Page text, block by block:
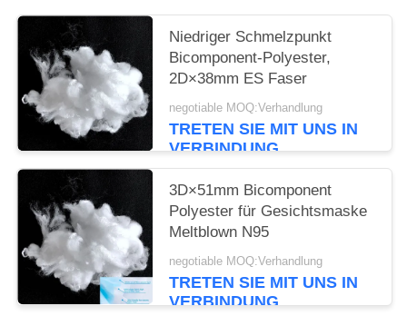
Niedriger Schmelzpunkt
Bicomponent-Polyester,
2D×38mm ES Faser
negotiable MOQ:Verhandlung
TRETEN SIE MIT UNS IN
VERBINDUNG
3D×51mm Bicomponent
Polyester für Gesichtsmaske
Meltblown N95
negotiable MOQ:Verhandlung
TRETEN SIE MIT UNS IN
VERBINDUNG